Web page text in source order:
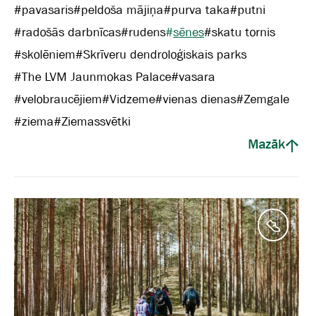
#pavasaris#peldoša mājiņa#purva taka#putni
#radošās darbnīcas#rudens#sēnes#skatu tornis
#skolēniem#Skrīveru dendroloģiskais parks
#The LVM Jaunmokas Palace#vasara
#velobraucējiem#Vidzeme#vienas dienas#Zemgale
#ziema#Ziemassvētki
Mazāk